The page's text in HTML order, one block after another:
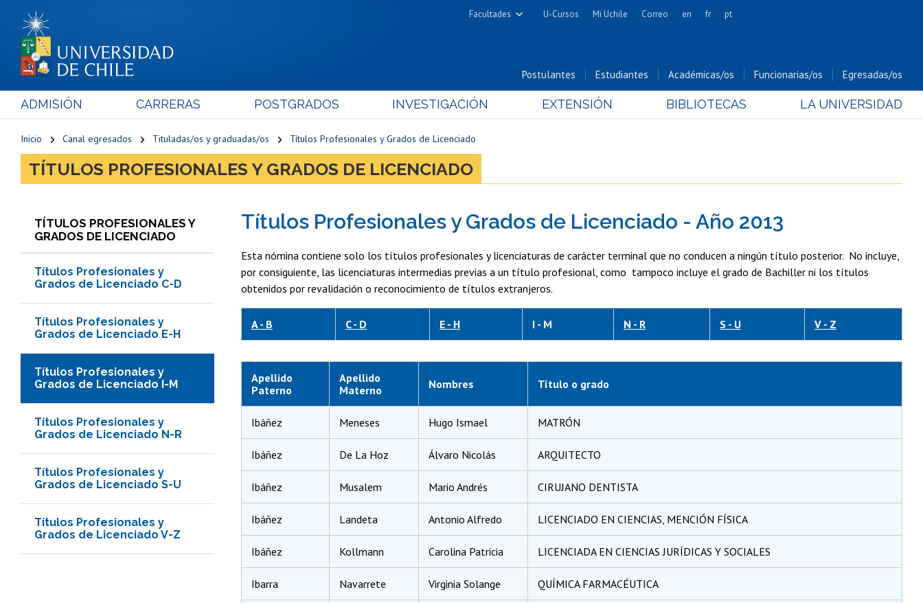
Facultades
Cs. Físicas y Matemáticas
Cs. Forestales y Conservación
Cs. Químicas y Farmacéuticas
Cs. Sociales
Estudios Avanzados en Educación
Estudios Internacionales
Alimentos
Hospital Clínico
U-Cursos Mi Uchile Correo en fr pt
Postulantes Estudiantes Académicas/os Funcionarias/os Egresadas/os
ADMISIÓN CARRERAS POSTGRADOS INVESTIGACIÓN EXTENSIÓN BIBLIOTECAS LA UNIVERSIDAD
Inicio Canal egresados Tituladas/os y graduadas/os Títulos Profesionales y Grados de Licenciado
TÍTULOS PROFESIONALES Y GRADOS DE LICENCIADO
TÍTULOS PROFESIONALES Y
GRADOS DE LICENCIADO
Títulos Profesionales y
Grados de Licenciado C-D
Títulos Profesionales y
Grados de Licenciado E-H
Títulos Profesionales y
Grados de Licenciado I-M
Títulos Profesionales y
Grados de Licenciado N-R
Títulos Profesionales y
Grados de Licenciado S-U
Títulos Profesionales y
Grados de Licenciado V-Z
Títulos Profesionales y Grados de Licenciado - Año 2013
Esta nómina contiene solo los títulos profesionales y licenciaturas de carácter terminal que no conducen a ningún título posterior. No incluye,
por consiguiente, las licenciaturas intermedias previas a un título profesional, como tampoco incluye el grado de Bachiller ni los títulos
obtenidos por revalidación o reconocimiento de títulos extranjeros.
A - B C - D E - H I - M N - R S - U V - Z
Apellido
Paterno
Apellido
Materno
Nombres Título o grado
Ibáñez Meneses Hugo Ismael MATRÓN
Ibáñez De La Hoz Álvaro Nicolás ARQUITECTO
Ibáñez Musalem Mario Andrés CIRUJANO DENTISTA
Ibáñez Landeta Antonio Alfredo LICENCIADO EN CIENCIAS, MENCIÓN FÍSICA
Ibáñez Kollmann Carolina Patricia LICENCIADA EN CIENCIAS JURÍDICAS Y SOCIALES
Ibarra Navarrete Virginia Solange QUÍMICA FARMACÉUTICA